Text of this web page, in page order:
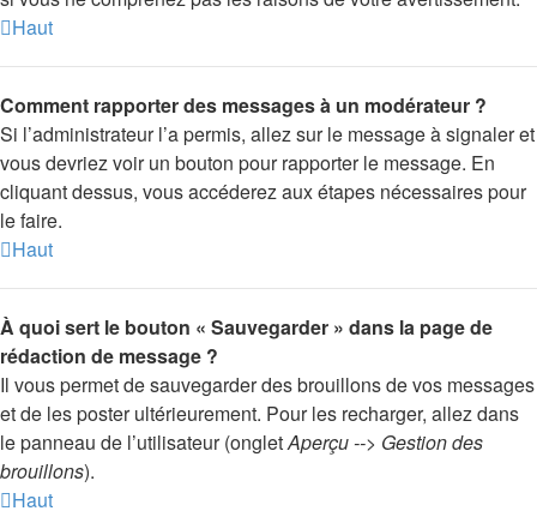
Haut
Comment rapporter des messages à un modérateur ?
Si l’administrateur l’a permis, allez sur le message à signaler et
vous devriez voir un bouton pour rapporter le message. En
cliquant dessus, vous accéderez aux étapes nécessaires pour
le faire.
Haut
À quoi sert le bouton « Sauvegarder » dans la page de
rédaction de message ?
Il vous permet de sauvegarder des brouillons de vos messages
et de les poster ultérieurement. Pour les recharger, allez dans
le panneau de l’utilisateur (ongletAperçu --> Gestion des
brouillons).
Haut